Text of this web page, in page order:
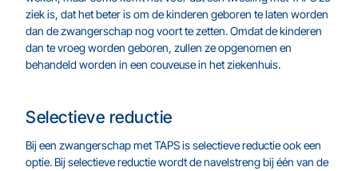
ziek is, dat het beter is om de kinderen geboren te laten worden
dan de zwangerschap nog voort te zetten. Omdat de kinderen
dan te vroeg worden geboren, zullen ze opgenomen en
behandeld worden in een couveuse in het ziekenhuis.
Selectieve reductie
Bij een zwangerschap met TAPS is selectieve reductie ook een
optie. Bij selectieve reductie wordt de navelstreng bij één van de